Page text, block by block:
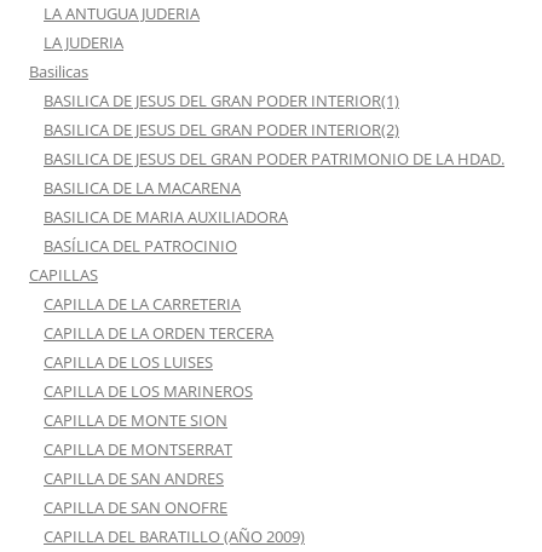
LA ANTUGUA JUDERIA
LA JUDERIA
Basilicas
BASILICA DE JESUS DEL GRAN PODER INTERIOR(1)
BASILICA DE JESUS DEL GRAN PODER INTERIOR(2)
BASILICA DE JESUS DEL GRAN PODER PATRIMONIO DE LA HDAD.
BASILICA DE LA MACARENA
BASILICA DE MARIA AUXILIADORA
BASÍLICA DEL PATROCINIO
CAPILLAS
CAPILLA DE LA CARRETERIA
CAPILLA DE LA ORDEN TERCERA
CAPILLA DE LOS LUISES
CAPILLA DE LOS MARINEROS
CAPILLA DE MONTE SION
CAPILLA DE MONTSERRAT
CAPILLA DE SAN ANDRES
CAPILLA DE SAN ONOFRE
CAPILLA DEL BARATILLO (AÑO 2009)